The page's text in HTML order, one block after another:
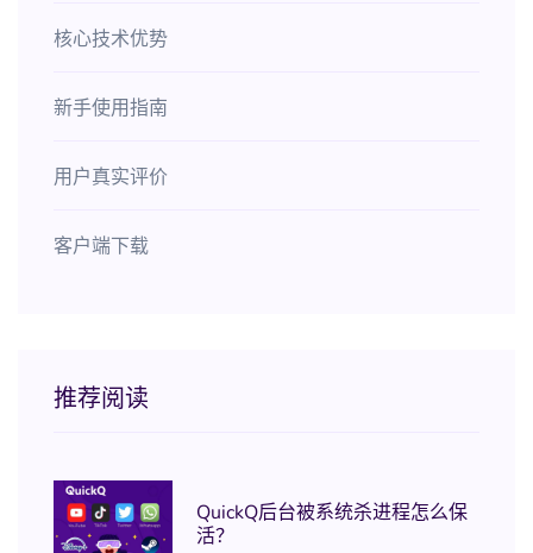
核心技术优势
新手使用指南
用户真实评价
客户端下载
推荐阅读
QuickQ后台被系统杀进程怎么保
活？